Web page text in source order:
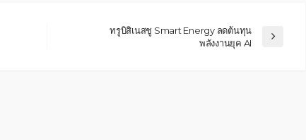
ทรูบิสิเนสชู Smart Energy ลดต้นทุน
พลังงานยุค AI